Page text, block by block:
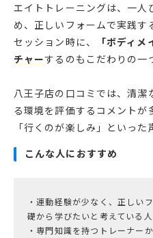
エイトトレーニングは、一人
め、正しいフォームで実践す
セッション時に、
「ボディ
チャーするのもこだわりの一
八王子店の口コミでは、清潔
る環境を評価するコメントが
「行くのが楽しみ」といった
こんな人におすすめ
・運動経験が少なく、正しい
礎から学びたいと考えている人
・専門知識を持つトレーナー